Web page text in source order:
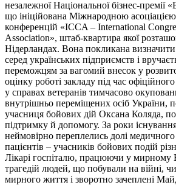
незалежної Національної бізнес-премії
що ініційована Міжнародною асоціацією
конференцій «ICCA – International
Association», штаб-квартира якої
Нідерландах. Вона покликана визначити
серед українських підприємств і
переможцям за вагомий внесок у
оцінку роботі закладу під час
у справах ветеранів тимчасово
внутрішньо переміщених осіб України,
учасниця бойових дій Оксана Коляда,
підтримку й допомогу. За роки
неймовірно переплелись долі
пацієнтів – учасників бойових подій
Лікарі госпіталю, працюючи у мирному
трагедій людей, що побували на війні,
мирного життя і зворотно зачеплені